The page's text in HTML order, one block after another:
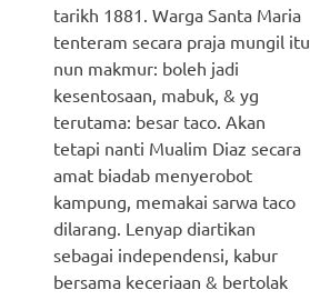
tarikh 1881. Warga Santa Maria
tenteram secara praja mungil itu
nun makmur: boleh jadi
kesentosaan, mabuk, & yg
terutama: besar taco. Akan
tetapi nanti Mualim Diaz secara
amat biadab menyerobot
kampung, memakai sarwa taco
dilarang. Lenyap diartikan
sebagai independensi, kabur
bersama keceriaan & bertolak